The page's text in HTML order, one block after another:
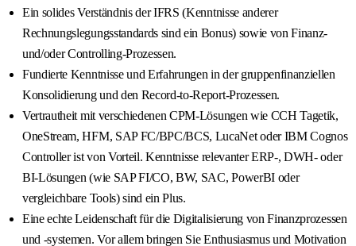
Ein solides Verständnis der IFRS (Kenntnisse anderer
Rechnungslegungsstandards sind ein Bonus) sowie von Finanz-
und/oder Controlling-Prozessen.
Fundierte Kenntnisse und Erfahrungen in der gruppenfinanziellen
Konsolidierung und den Record-to-Report-Prozessen.
Vertrautheit mit verschiedenen CPM-Lösungen wie CCH Tagetik,
OneStream, HFM, SAP FC/BPC/BCS, LucaNet oder IBM Cognos
Controller ist von Vorteil. Kenntnisse relevanter ERP-, DWH- oder
BI-Lösungen (wie SAP FI/CO, BW, SAC, PowerBI oder
vergleichbare Tools) sind ein Plus.
Eine echte Leidenschaft für die Digitalisierung von Finanzprozessen
und -systemen. Vor allem bringen Sie Enthusiasmus und Motivation